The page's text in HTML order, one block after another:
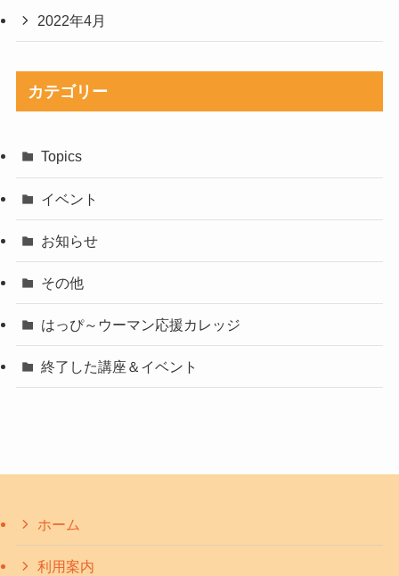
2022年4月
カテゴリー
Topics
イベント
お知らせ
その他
はっぴ～ウーマン応援カレッジ
終了した講座＆イベント
ホーム
利用案内